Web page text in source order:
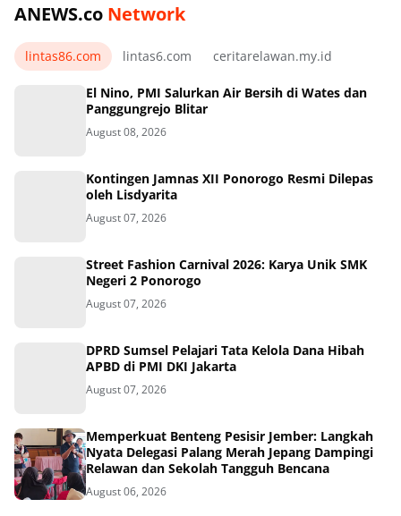
ANEWS.co Network
lintas86.com lintas6.com ceritarelawan.my.id
El Nino, PMI Salurkan Air Bersih di Wates dan
Panggungrejo Blitar
August 08, 2026
Kontingen Jamnas XII Ponorogo Resmi Dilepas
oleh Lisdyarita
August 07, 2026
Street Fashion Carnival 2026: Karya Unik SMK
Negeri 2 Ponorogo
August 07, 2026
DPRD Sumsel Pelajari Tata Kelola Dana Hibah
APBD di PMI DKI Jakarta
August 07, 2026
Memperkuat Benteng Pesisir Jember: Langkah
Nyata Delegasi Palang Merah Jepang Dampingi
Relawan dan Sekolah Tangguh Bencana
August 06, 2026